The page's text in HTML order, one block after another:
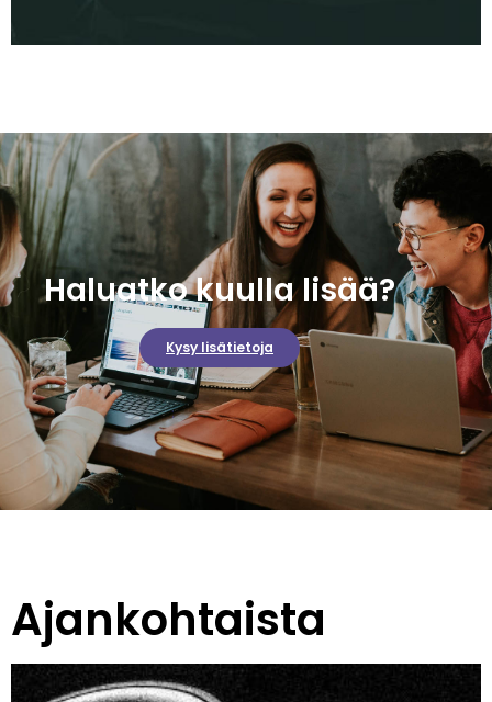
Haluatko kuulla lisää?
Kysy lisätietoja
Ajankohtaista